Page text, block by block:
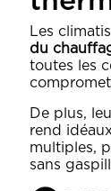
Les
du
toutes les
De plus,
rend
multiples,
sans